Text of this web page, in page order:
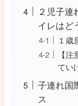
２児子連
イレはど
１歳
【
てい
子連れ国
ス